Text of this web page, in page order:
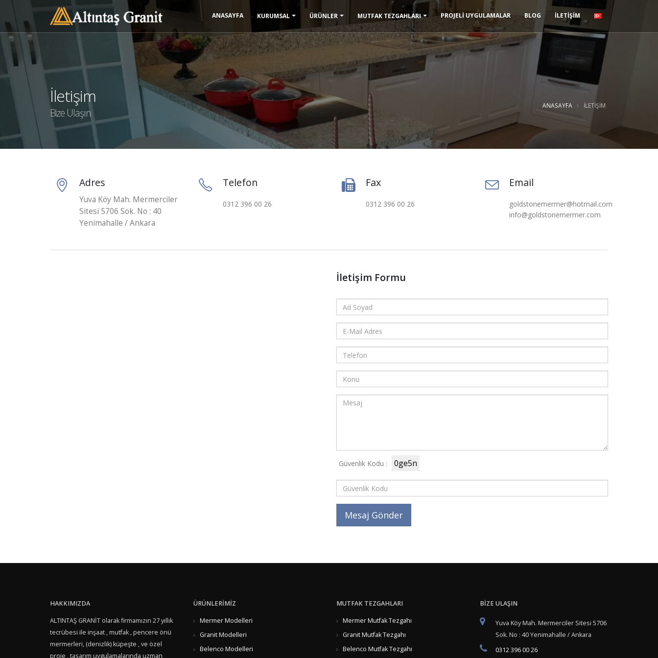
ANASAYFA KURUMSAL ÜRÜNLER MUTFAK TEZGAHLARI PROJELİ UYGULAMALAR BLOG İLETİŞİM
İletişim
Bize Ulaşın
ANASAYFA İLETIŞIM
Adres
Yuva Köy Mah. Mermerciler
Sitesi 5706 Sok. No : 40
Yenimahalle / Ankara
Telefon
0312 396 00 26
Fax
0312 396 00 26
Email
goldstonemermer@hotmail.com
info@goldstonemermer.com
İletişim Formu
Güvenlik Kodu : 0ge5n
HAKKIMIZDA
ALTINTAŞ GRANİT olarak firmamızın 27 yıllık
tecrübesi ile inşaat , mutfak , pencere önü
mermerleri, (denizlik) küpeşte , ve özel
proje , tasarım uygulamalarında uzman
ÜRÜNLERİMİZ
Mermer Modelleri
Granit Modelleri
Belenco Modelleri
MUTFAK TEZGAHLARI
Mermer Mutfak Tezgahı
Granit Mutfak Tezgahı
Belenco Mutfak Tezgahı
BİZE ULAŞIN
Yuva Köy Mah. Mermerciler Sitesi 5706
Sok. No : 40 Yenimahalle / Ankara
0312 396 00 26